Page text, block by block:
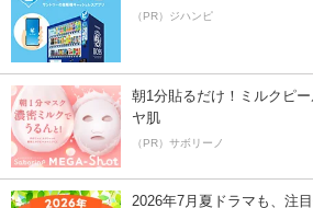
（PR）ジハンピ
朝1分貼るだけ！ミルクピ
ヤ肌
（PR）サボリーノ
2026年7月夏ドラマも、注